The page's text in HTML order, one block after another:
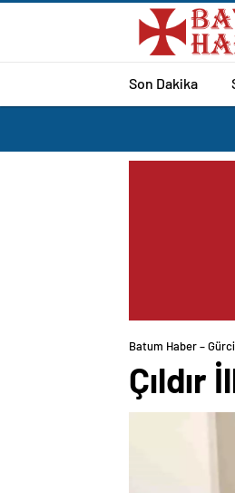
Son Dakika
Batum Haber –
Çıldır